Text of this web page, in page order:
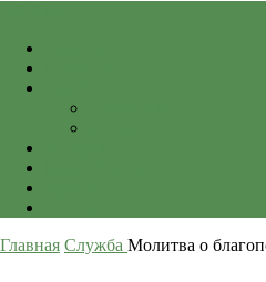
Главная Служба Молитва о